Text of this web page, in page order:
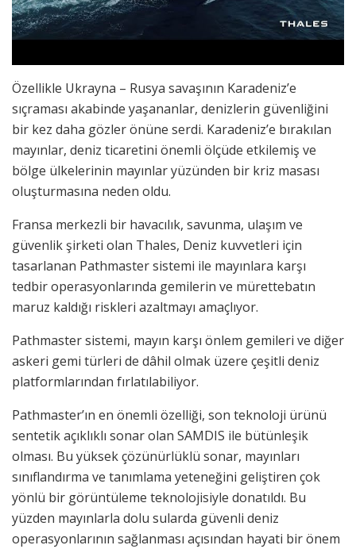
Özellikle Ukrayna – Rusya savaşının Karadeniz’e
sıçraması akabinde yaşananlar, denizlerin güvenliğini
bir kez daha gözler önüne serdi. Karadeniz’e bırakılan
mayınlar, deniz ticaretini önemli ölçüde etkilemiş ve
bölge ülkelerinin mayınlar yüzünden bir kriz masası
oluşturmasına neden oldu.
Fransa merkezli bir havacılık, savunma, ulaşım ve
güvenlik şirketi olan Thales, Deniz kuvvetleri için
tasarlanan Pathmaster sistemi ile mayınlara karşı
tedbir operasyonlarında gemilerin ve mürettebatın
maruz kaldığı riskleri azaltmayı amaçlıyor.
Pathmaster sistemi, mayın karşı önlem gemileri ve diğer
askeri gemi türleri de dâhil olmak üzere çeşitli deniz
platformlarından fırlatılabiliyor.
Pathmaster’ın en önemli özelliği, son teknoloji ürünü
sentetik açıklıklı sonar olan SAMDIS ile bütünleşik
olması. Bu yüksek çözünürlüklü sonar, mayınları
sınıflandırma ve tanımlama yeteneğini geliştiren çok
yönlü bir görüntüleme teknolojisiyle donatıldı. Bu
yüzden mayınlarla dolu sularda güvenli deniz
operasyonlarının sağlanması açısından hayati bir önem